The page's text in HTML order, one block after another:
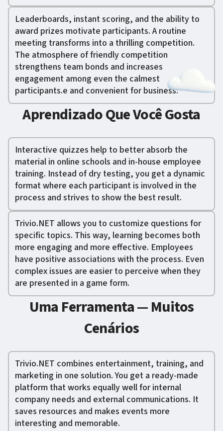
Leaderboards, instant scoring, and the ability to
award prizes motivate participants. A routine
meeting transforms into a thrilling competition.
The atmosphere of friendly competition
strengthens team bonds and increases
engagement among even the calmest
participants.e and convenient for business:
Aprendizado Que Você Gosta
Interactive quizzes help to better absorb the
material in online schools and in-house employee
training. Instead of dry testing, you get a dynamic
format where each participant is involved in the
process and strives to show the best result.
Trivio.NET allows you to customize questions for
specific topics. This way, learning becomes both
more engaging and more effective. Employees
have positive associations with the process. Even
complex issues are easier to perceive when they
are presented in a game form.
Uma Ferramenta — Muitos
Cenários
Trivio.NET combines entertainment, training, and
marketing in one solution. You get a ready-made
platform that works equally well for internal
company needs and external communications. It
saves resources and makes events more
interesting and memorable.